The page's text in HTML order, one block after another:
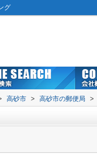
グ
高砂市 > 高砂市の郵便局 >